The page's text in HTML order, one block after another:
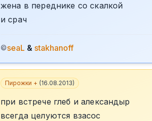
жена в переднике со скалкой
и срач
©seaL & stakhanoff
Пирожки + (16.08.2013)
при встрече глеб и александыр
всегда целуются взасос